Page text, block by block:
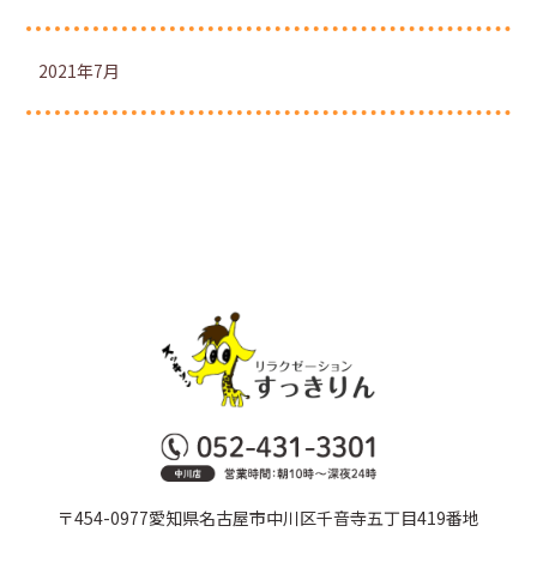
2021年7月
〒454-0977愛知県名古屋市中川区千音寺五丁目419番地